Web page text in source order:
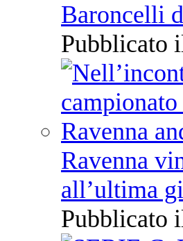
Baroncelli
Pubblicato
Ravenna
all’ultima
Pubblicato